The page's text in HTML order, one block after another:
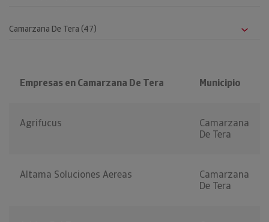
Empresas en Camarzana De Tera Municipio
Agrifucus
Camarzana
De Tera
Altama Soluciones Aereas
Camarzana
De Tera